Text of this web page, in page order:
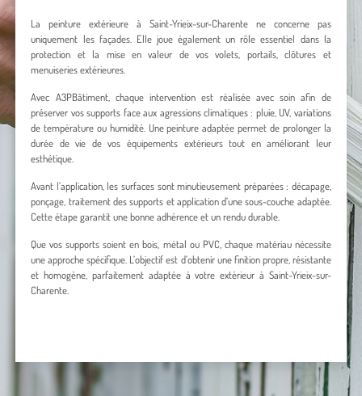
La peinture extérieure à Saint-Yrieix-sur-Charente ne concerne pas
uniquement les façades. Elle joue également un rôle essentiel dans la
protection et la mise en valeur de vos volets, portails, clôtures et
menuiseries extérieures.
Avec A3PBâtiment, chaque intervention est réalisée avec soin afin de
préserver vos supports face aux agressions climatiques : pluie, UV, variations
de température ou humidité. Une peinture adaptée permet de prolonger la
durée de vie de vos équipements extérieurs tout en améliorant leur
esthétique.
Avant l’application, les surfaces sont minutieusement préparées : décapage,
ponçage, traitement des supports et application d’une sous-couche adaptée.
Cette étape garantit une bonne adhérence et un rendu durable.
Que vos supports soient en bois, métal ou PVC, chaque matériau nécessite
une approche spécifique. L’objectif est d’obtenir une finition propre, résistante
et homogène, parfaitement adaptée à votre extérieur à Saint-Yrieix-sur-
Charente.